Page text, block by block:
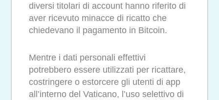
diversi titolari di account hanno riferito di
aver ricevuto minacce di ricatto che
chiedevano il pagamento in Bitcoin.
Mentre i dati personali effettivi
potrebbero essere utilizzati per ricattare,
costringere o estorcere gli utenti di app
all’interno del Vaticano, l’uso selettivo di